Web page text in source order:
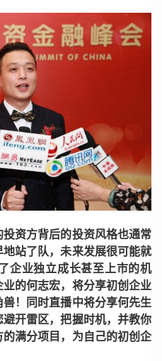
资方背后的投资风格也通常
站了队，未来发展很可能就
企业独立成长甚至上市的机
的何志宏，将分享初创企业
！同时直播中将分享何先生
开雷区，把握时机，并教你
满分项目，为自己的初创企